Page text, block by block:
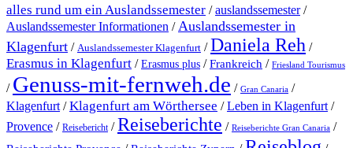
alles rund um ein Auslandssemester /auslandssemester/
Auslandssemester Informationen / Auslandssemester in
Klagenfurt / Auslandssemester Klagenfurt /Daniela Reh /
Erasmus in Klagenfurt /Erasmus plus /Frankreich / Friesland Tourismus
/ Genuss-mit-fernweh.de / Gran Canaria /
Klagenfurt /Klagenfurt am Wörthersee /Leben in Klagenfurt /
Provence / Reisebericht /Reiseberichte / Reiseberichte Gran Canaria /